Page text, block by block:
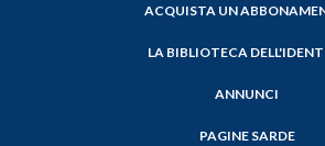
ACQUISTA UN
LA BIBLIOTECA
ANNUNCI
PAGINE SARDE